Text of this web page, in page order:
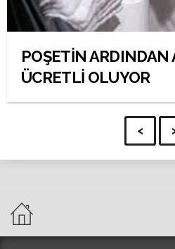
POŞETİN ARDINDAN
ÜCRETLİ OLUYOR
<